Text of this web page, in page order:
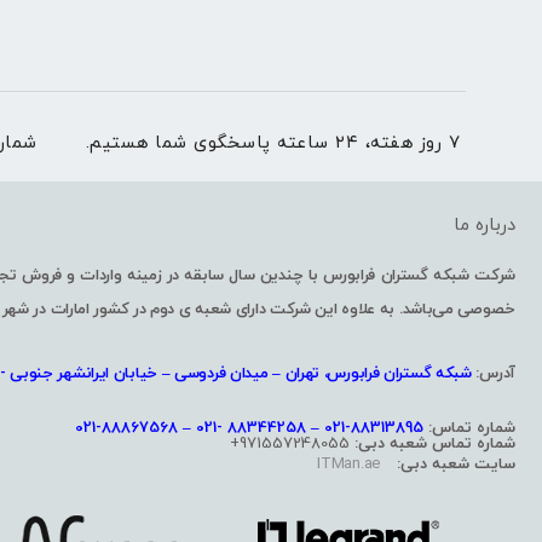
۷ روز هفته، ۲۴ ساعته پاسخگوی شما هستیم.
درباره ما
خصوصی می‌باشد. به علاوه این شرکت دارای شعبه ی دوم در کشور امارات در
آدرس:شبکه گستران فرابورس، تهران – میدان فردوسی – خیابان ایرانشهر جنوبی -
شماره تماس: 88313895-021 – 88344258 -021 – 88867568-021
شماره تماس شعبه دبی:
سایت شعبه دبی: ITMan.ae